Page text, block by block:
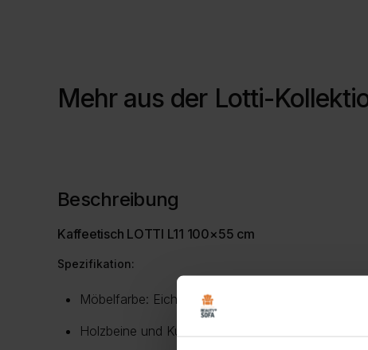
Mehr aus der Lotti-
Beschreibung
Kaffeetisch LOTTI L11 100×55 cm
Spezifikation:
Möbelfarbe: Eiche Artisan
Holzbeine und Kunststoff Griffe